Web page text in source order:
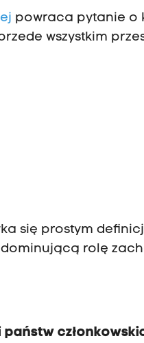
powraca pytanie o
wszystkim
się prostym
rolę